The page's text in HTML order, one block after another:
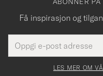
Få inspirasjon og
postadresse
felt
Tack
för
LES MER OM